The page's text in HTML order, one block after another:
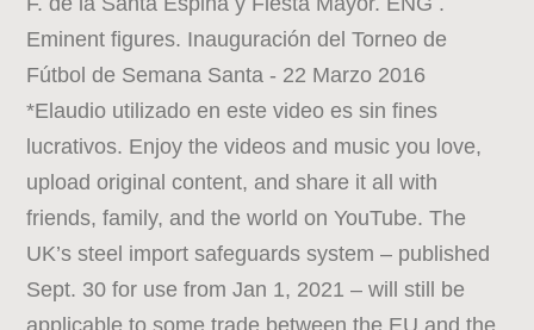
Eminent figures. Inauguración del Torneo de
Fútbol de Semana Santa - 22 Marzo 2016
*Elaudio utilizado en este video es sin fines
lucrativos. Enjoy the videos and music you love,
upload original content, and share it all with
friends, family, and the world on YouTube. The
UK’s steel import safeguards system – published
Sept. 30 for use from Jan 1, 2021 – will still be
applicable to some trade between the EU and the